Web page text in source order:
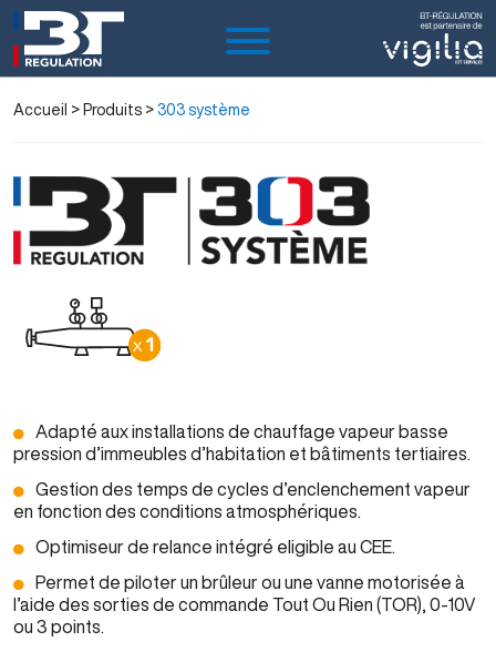
Accueil > Produits > 303 système
Adapté aux installations de chauffage vapeur basse
pression d’immeubles d’habitation et bâtiments tertiaires.
Gestion des temps de cycles d’enclenchement vapeur
en fonction des conditions atmosphériques.
Optimiseur de relance intégré eligible au CEE.
Permet de piloter un brûleur ou une vanne motorisée à
l’aide des sorties de commande Tout Ou Rien (TOR), 0-10V
ou 3 points.